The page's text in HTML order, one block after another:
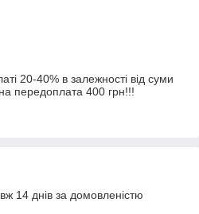
20-40% в залежності від суми
передоплата 400 грн!!!
14 днів за домовленістю